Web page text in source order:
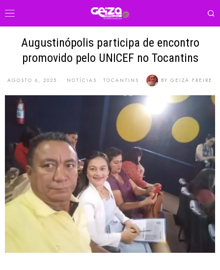
Augustinópolis participa de encontro
promovido pelo UNICEF no Tocantins
AGOSTO 6, 2025 NOTÍCIAS · TOCANTINS BY GEIZA FREIRE